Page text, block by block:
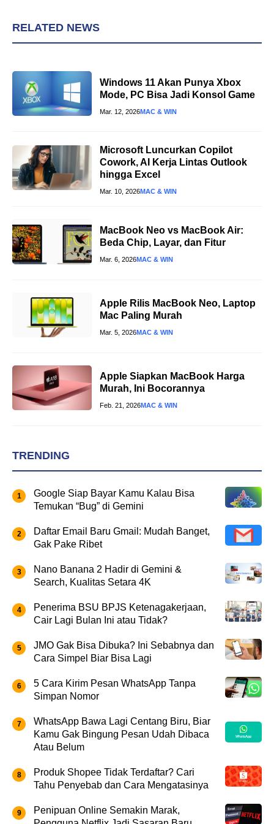
RELATED NEWS
Windows 11 Akan Punya Xbox
Mode, PC Bisa Jadi Konsol Game
Mar. 12, 2026MAC & WIN
Microsoft Luncurkan Copilot
Cowork, AI Kerja Lintas Outlook
hingga Excel
Mar. 10, 2026MAC & WIN
MacBook Neo vs MacBook Air:
Beda Chip, Layar, dan Fitur
Mar. 6, 2026MAC & WIN
Apple Rilis MacBook Neo, Laptop
Mac Paling Murah
Mar. 5, 2026MAC & WIN
Apple Siapkan MacBook Harga
Murah, Ini Bocorannya
Feb. 21, 2026MAC & WIN
TRENDING
Google Siap Bayar Kamu Kalau Bisa
Temukan “Bug” di Gemini
Daftar Email Baru Gmail: Mudah Banget,
Gak Pake Ribet
Nano Banana 2 Hadir di Gemini &
Search, Kualitas Setara 4K
Penerima BSU BPJS Ketenagakerjaan,
Cair Lagi Bulan Ini atau Tidak?
JMO Gak Bisa Dibuka? Ini Sebabnya dan
Cara Simpel Biar Bisa Lagi
5 Cara Kirim Pesan WhatsApp Tanpa
Simpan Nomor
WhatsApp Bawa Lagi Centang Biru, Biar
Kamu Gak Bingung Pesan Udah Dibaca
Atau Belum
Produk Shopee Tidak Terdaftar? Cari
Tahu Penyebab dan Cara Mengatasinya
Penipuan Online Semakin Marak,